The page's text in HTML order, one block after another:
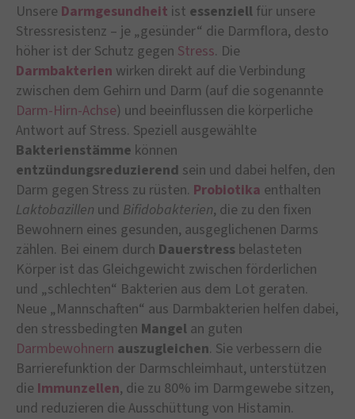
Unsere Darmgesundheit ist essenziell für unsere
Stressresistenz – je „gesünder“ die Darmflora, desto
höher ist der Schutz gegen Stress. Die
Darmbakterien wirken direkt auf die Verbindung
zwischen dem Gehirn und Darm (auf die sogenannte
Darm-Hirn-Achse) und beeinflussen die körperliche
Antwort auf Stress. Speziell ausgewählte
Bakterienstämme können
entzündungsreduzierend sein und dabei helfen, den
Darm gegen Stress zu rüsten. Probiotika enthalten
Laktobazillen und Bifidobakterien, die zu den fixen
Bewohnern eines gesunden, ausgeglichenen Darms
zählen. Bei einem durch Dauerstress belasteten
Körper ist das Gleichgewicht zwischen förderlichen
und „schlechten“ Bakterien aus dem Lot geraten.
Neue „Mannschaften“ aus Darmbakterien helfen dabei,
den stressbedingten Mangel an guten
Darmbewohnern auszugleichen. Sie verbessern die
Barrierefunktion der Darmschleimhaut, unterstützen
die Immunzellen, die zu 80% im Darmgewebe sitzen,
und reduzieren die Ausschüttung von Histamin.